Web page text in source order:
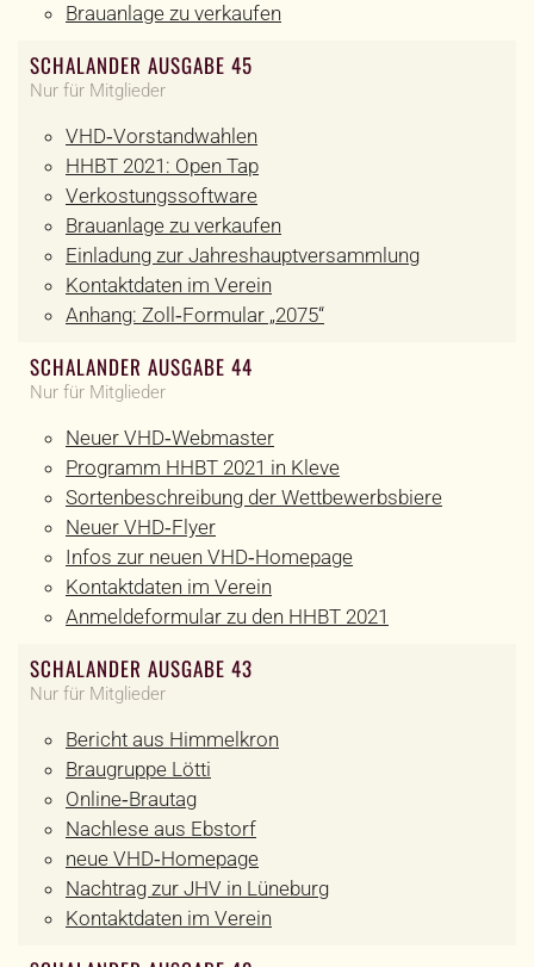
Brauanlage zu verkaufen
SCHALANDER AUSGABE 45
Nur für Mitglieder
VHD‐Vorstandwahlen
HHBT 2021: Open Tap
Verkostungssoftware
Brauanlage zu verkaufen
Einladung zur Jahreshauptversammlung
Kontaktdaten im Verein
Anhang: Zoll‐Formular „2075“
SCHALANDER AUSGABE 44
Nur für Mitglieder
Neuer VHD‐Webmaster
Programm HHBT 2021 in Kleve
Sortenbeschreibung der Wettbewerbsbiere
Neuer VHD‐Flyer
Infos zur neuen VHD‐Homepage
Kontaktdaten im Verein
Anmeldeformular zu den HHBT 2021
SCHALANDER AUSGABE 43
Nur für Mitglieder
Bericht aus Himmelkron
Braugruppe Lötti
Online‐Brautag
Nachlese aus Ebstorf
neue VHD‐Homepage
Nachtrag zur JHV in Lüneburg
Kontaktdaten im Verein